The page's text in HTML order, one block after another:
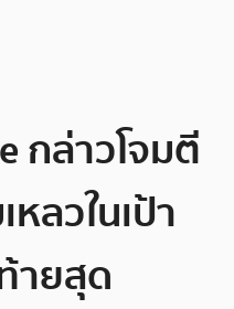
กล่าวโจมตี
ลวในเป้า
ายสุด